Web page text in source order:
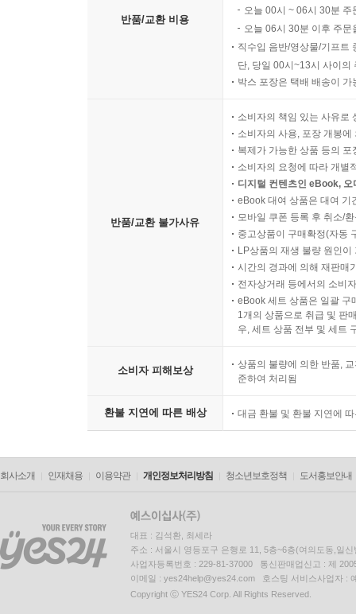
반품/교환 비용
오늘 00시 ~ 06시 30분
오늘 06시 30분 이후 주
직수입 음반/영상물/기프트
단, 당일 00시~13시 사이의
박스 포장은 택배 배송이
반품/교환 불가사유
소비자의 책임 있는 사유로
소비자의 사용, 포장 개봉
복제가 가능한 상품 등의
소비자의 요청에 따라 개별
디지털 컨텐츠인 eBook,
eBook 대여 상품은 대여 기
모바일 쿠폰 등록 후 취소/
중고상품이 구매확정(자동
LP상품의 재생 불량 원인
시간의 경과에 의해 재판매
전자상거래 등에서의 소비
eBook 세트 상품은 일괄 구
1개의 상품으로 취급 및 판
우, 세트 상품 전부 및 세트
소비자 피해보상
상품의 불량에 의한 반품,
준하여 처리됨
환불 지연에 따른 배상 대금 환불 및 환불 지연에
회사소개 인재채용 이용약관 개인정보처리방침 청소년보호정책 도서홍보안내
대표 : 김석환, 최세라
주소 : 서울시 영등포구 은행로 11, 5층~6층(여의도동,일신
사업자등록번호 : 229-81-37000 통신판매업신고 : 제
이메일 : yes24help@yes24.com 호스팅 서비스사업자 :
Copyright ⓒ YES24 Corp. All Rights Reserved.